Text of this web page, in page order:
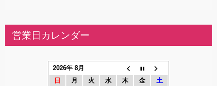
営業日カレンダー
2026年 8月
日
月 火 水 木 金
土